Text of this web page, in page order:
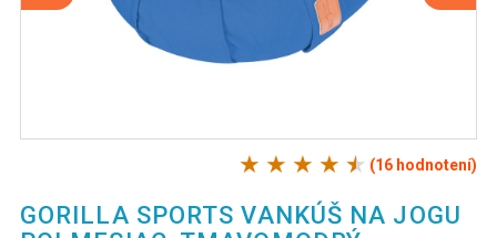
(16 hodnotení)
GORILLA SPORTS VANKÚŠ NA JOGU